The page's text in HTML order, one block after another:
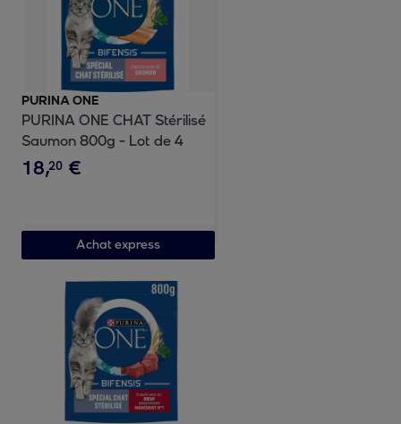
PURINA ONE
PURINA ONE CHAT Stérilisé
Saumon 800g - Lot de 4
18,20 €
Achat express